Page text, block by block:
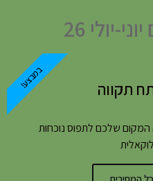
יולי 26
תקווה
שלכם לתפוס נוכחות
במבצע!